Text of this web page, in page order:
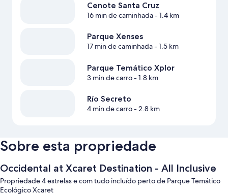
Cenote Santa Cruz
16 min de caminhada- 1.4 km
Parque Xenses
17 min de caminhada- 1.5 km
Parque Temático Xplor
3 min de carro- 1.8 km
Río Secreto
4 min de carro- 2.8 km
Sobre esta propriedade
Occidental at Xcaret Destination - All Inclusive
Propriedade 4 estrelas e com tudo incluído perto de Parque Temático
Ecológico Xcaret